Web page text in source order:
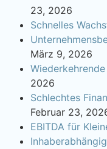
23, 2026
Schnelles
März 9, 2026
2026
Schlechtes
Februar 23,
EBITDA für